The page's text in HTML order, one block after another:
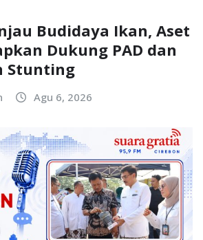
Budidaya Ikan, Aset
Dukung PAD dan
Stunting
Agu 6, 2026